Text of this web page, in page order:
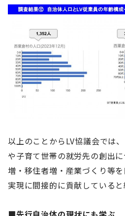
以上のことからLV協議会では
や子育て世帯の就労先の創出
増・移住者増・産業づくり等
実現に間接的に貢献していると